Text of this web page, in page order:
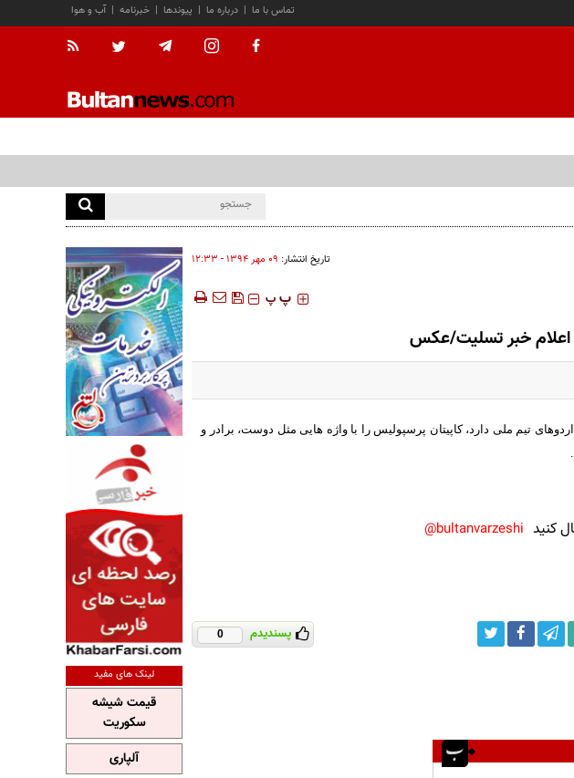
آب و هوا | خبرنامه | پیوندها | درباره ما | تماس با ما
تاریخ انتشار: ۰۹ مهر ۱۳۹۴ - ۱۲:۳۳
‍‍‍ پ پ
خبر تسلیت/عکس
تیم ملی دارد، کاپیتان پرسپولیس را با واژه هایی مثل دوست، برادر و
کنید bultanvarzeshi@
پسندیدم 0
لینک های مفید
قیمت شیشه
سکوریت
آلپاری